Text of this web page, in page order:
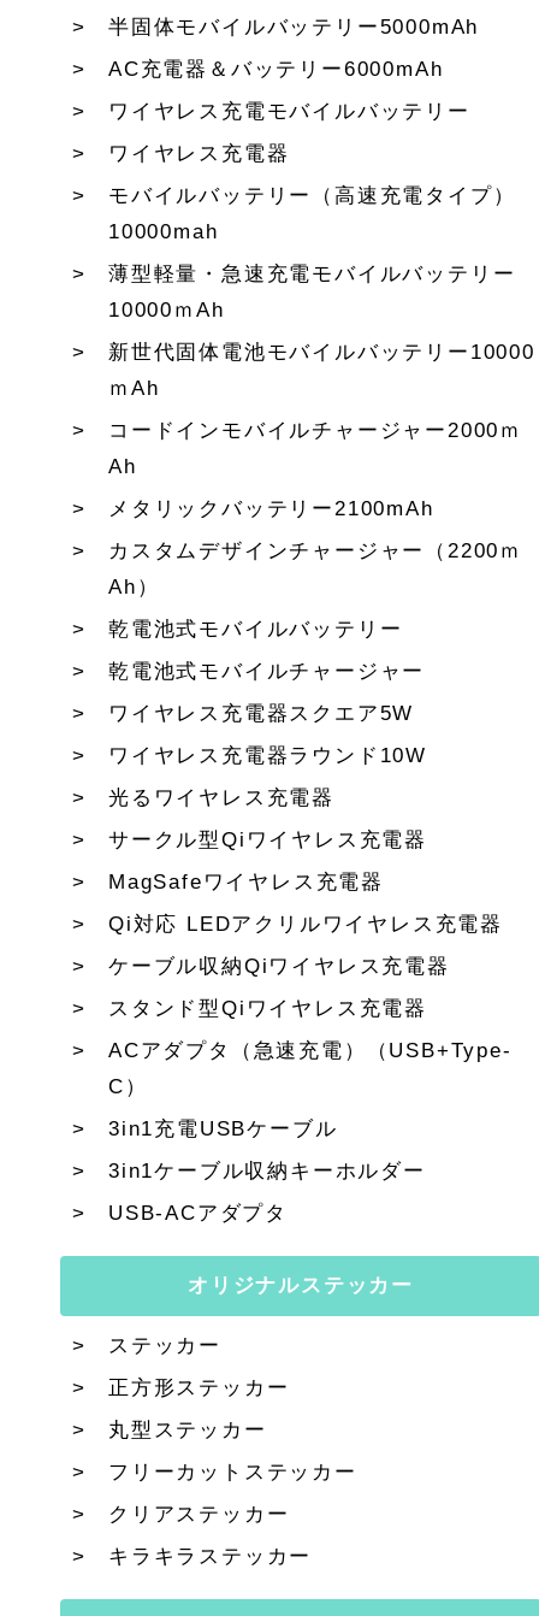
半固体モバイルバッテリー5000mAh
AC充電器＆バッテリー6000mAh
ワイヤレス充電モバイルバッテリー
ワイヤレス充電器
モバイルバッテリー（高速充電タイプ）
10000mah
薄型軽量・急速充電モバイルバッテリー
10000ｍAh
新世代固体電池モバイルバッテリー10000
ｍAh
コードインモバイルチャージャー2000ｍ
Ah
メタリックバッテリー2100mAh
カスタムデザインチャージャー（2200ｍ
Ah）
乾電池式モバイルバッテリー
乾電池式モバイルチャージャー
ワイヤレス充電器スクエア5W
ワイヤレス充電器ラウンド10W
光るワイヤレス充電器
サークル型Qiワイヤレス充電器
MagSafeワイヤレス充電器
Qi対応 LEDアクリルワイヤレス充電器
ケーブル収納Qiワイヤレス充電器
スタンド型Qiワイヤレス充電器
ACアダプタ（急速充電）（USB+Type-
C）
3in1充電USBケーブル
3in1ケーブル収納キーホルダー
USB-ACアダプタ
オリジナルステッカー
ステッカー
正方形ステッカー
丸型ステッカー
フリーカットステッカー
クリアステッカー
キラキラステッカー